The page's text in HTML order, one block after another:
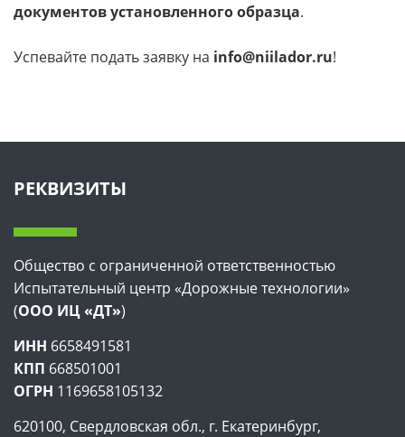
документов установленного образца.
Успевайте подать заявку на info@niilador.ru!
РЕКВИЗИТЫ
Общество с ограниченной ответственностью
Испытательный центр «Дорожные технологии»
(ООО ИЦ «ДТ»)
ИНН 6658491581
КПП 668501001
ОГРН 1169658105132
620100, Свердловская обл., г. Екатеринбург,